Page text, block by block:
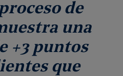
de
una
+3 puntos
que